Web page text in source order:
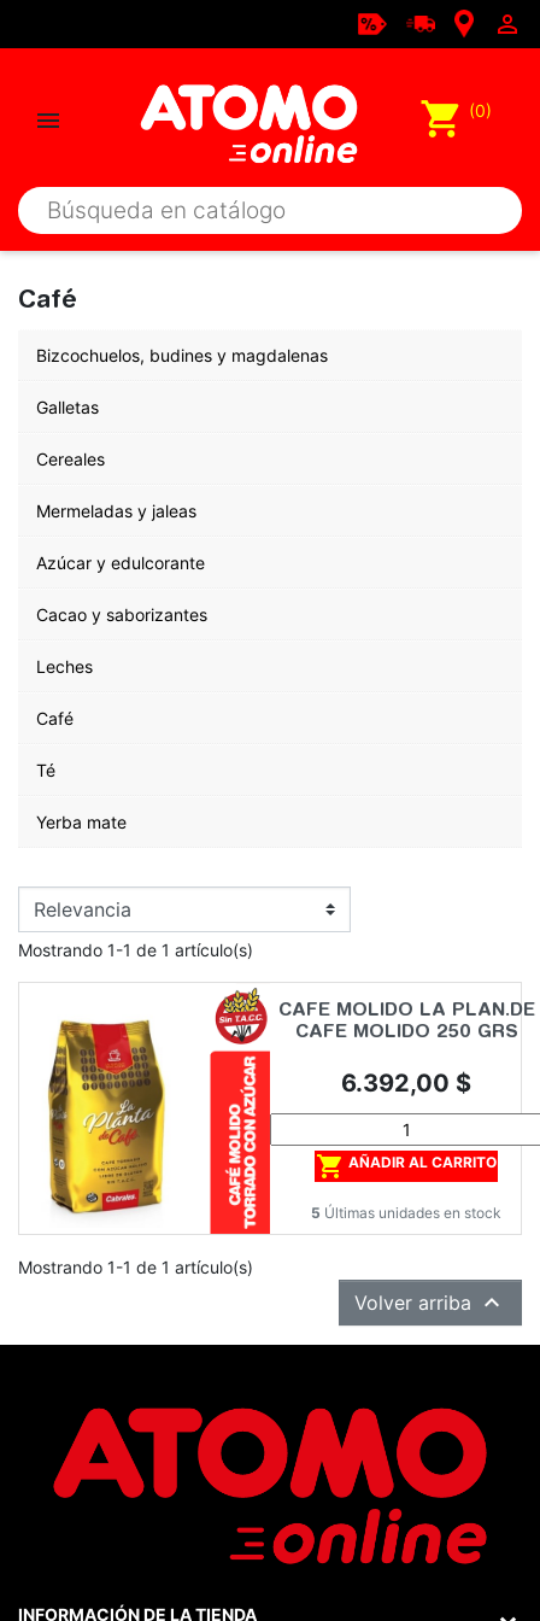

 shopping_cart (0)
Café
Bizcochuelos, budines y magdalenas
Galletas
Cereales
Mermeladas y jaleas
Azúcar y edulcorante
Cacao y saborizantes
Leches
Café
Té
Yerba mate
Mostrando 1-1 de 1 artículo(s)
CAFE MOLIDO LA PLAN.DE
CAFE MOLIDO 250 GRS
Precio
6.392,00 $
 AÑADIR AL CARRITO
5 Últimas unidades en stock
Mostrando 1-1 de 1 artículo(s)
Volver arriba 
INFORMACIÓN DE LA TIENDA